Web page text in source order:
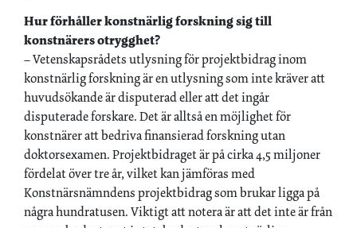
Hur förhåller konstnärlig forskning sig till
konstnärers otrygghet?
– Vetenskapsrådets utlysning för projektbidrag inom
konstnärlig forskning är en utlysning som inte kräver att
huvudsökande är disputerad eller att det ingår
disputerade forskare. Det är alltså en möjlighet för
konstnärer att bedriva finansierad forskning utan
doktorsexamen. Projektbidraget är på cirka 4,5 miljoner
fördelat över tre år, vilket kan jämföras med
Konstnärsnämndens projektbidrag som brukar ligga på
några hundratusen. Viktigt att notera är att det inte är från